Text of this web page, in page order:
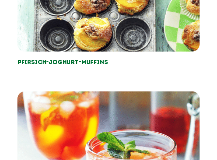
Pfirsich-Joghurt-Muffins